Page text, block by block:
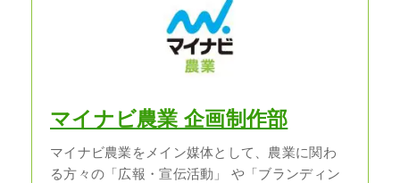
マイナビ農業 企画制作部
マイナビ農業をメイン媒体として、農業に関わ
る方々の「広報・宣伝活動」 や「ブランディン